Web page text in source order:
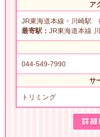
ア
JR東海道本線・川崎駅
最寄駅： JR東海道本線
044-549-7990
サ
トリミング